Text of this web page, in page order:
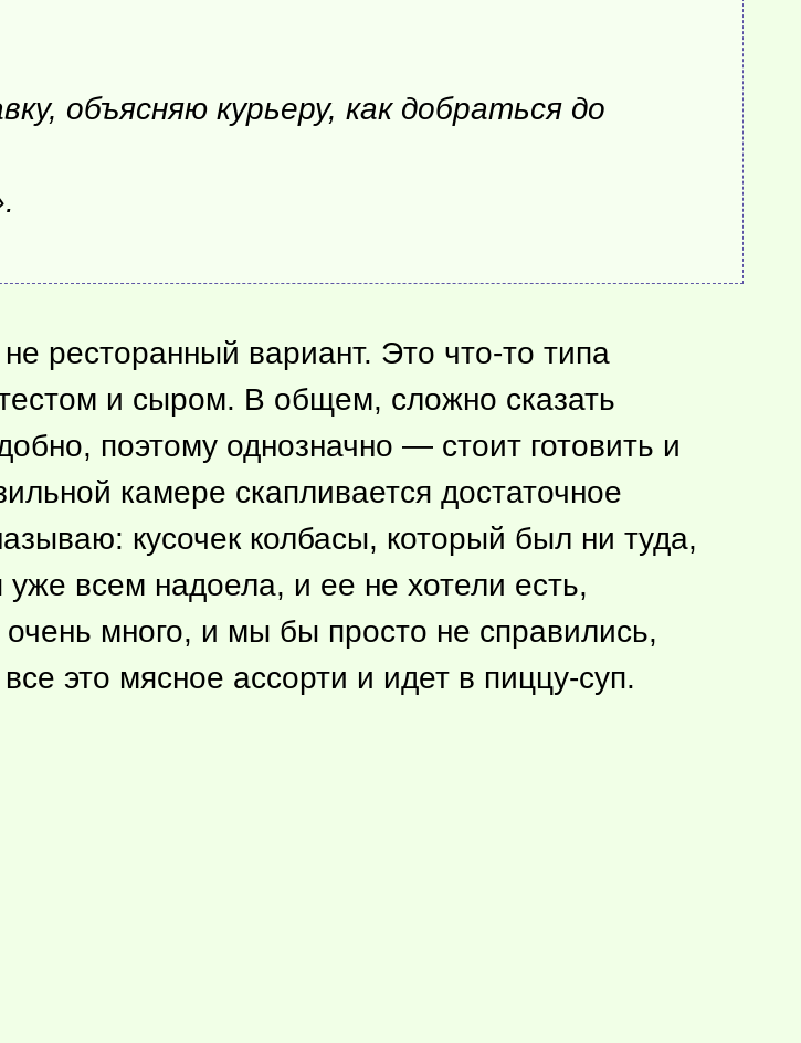
объясняю курьеру, как добраться до
ресторанный вариант. Это что-то типа
и сыром. В общем, сложно сказать
поэтому однозначно — стоит готовить и
камере скапливается достаточное
кусочек колбасы, который был ни туда,
всем надоела, и ее не хотели есть,
много, и мы бы просто не справились,
это мясное ассорти и идет в пиццу-суп.